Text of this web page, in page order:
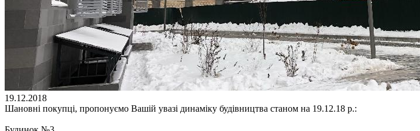
19.12.2018
Шановні покупці, пропонуємо Вашій увазі динаміку будівництва станом на 19.12.18 р.: